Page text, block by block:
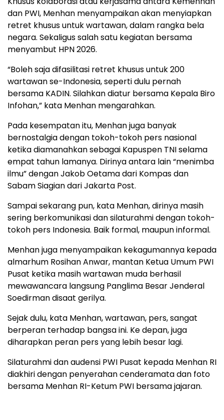
dan PWI, Menhan menyampaikan akan menyiapkan
retret khusus untuk wartawan, dalam rangka bela
negara. Sekaligus salah satu kegiatan bersama
menyambut HPN 2026.
“Boleh saja difasilitasi retret khusus untuk 200
wartawan se-Indonesia, seperti dulu pernah
bersama KADIN. Silahkan diatur bersama Kepala Biro
Infohan,” kata Menhan mengarahkan.
Pada kesempatan itu, Menhan juga banyak
bernostalgia dengan tokoh-tokoh pers nasional
ketika diamanahkan sebagai Kapuspen TNI selama
empat tahun lamanya. Dirinya antara lain “menimba
ilmu” dengan Jakob Oetama dari Kompas dan
Sabam Siagian dari Jakarta Post.
Sampai sekarang pun, kata Menhan, dirinya masih
sering berkomunikasi dan silaturahmi dengan tokoh-
tokoh pers Indonesia. Baik formal, maupun informal.
Menhan juga menyampaikan kekagumannya kepada
almarhum Rosihan Anwar, mantan Ketua Umum PWI
Pusat ketika masih wartawan muda berhasil
mewawancara langsung Panglima Besar Jenderal
Soedirman disaat gerilya.
Sejak dulu, kata Menhan, wartawan, pers, sangat
berperan terhadap bangsa ini. Ke depan, juga
diharapkan peran pers yang lebih besar lagi.
Silaturahmi dan audensi PWI Pusat kepada Menhan RI
diakhiri dengan penyerahan cenderamata dan foto
bersama Menhan RI-Ketum PWI bersama jajaran.